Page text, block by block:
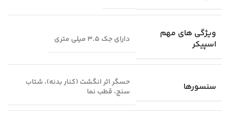
ویژگی‌ های مهم
اسپیکر
دارای جک 3.5 میلی متری
سنسورها
حسگر اثر انگشت (کنار بدنه)، شتاب‌
سنج، قطب نما